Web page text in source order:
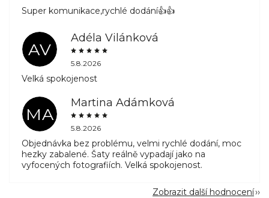
Super komunikace,rychlé dodání👍👍
AV
Adéla Vilánková
5.8.2026
Velká spokojenost
MA
Martina Adámková
5.8.2026
Objednávka bez problému, velmi rychlé dodání, moc
hezky zabalené. Šaty reálně vypadají jako na
vyfocených fotografiích. Velká spokojenost.
Zobrazit další hodnocení